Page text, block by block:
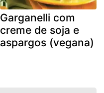
Garganelli com
creme de soja e
aspargos (vegana)